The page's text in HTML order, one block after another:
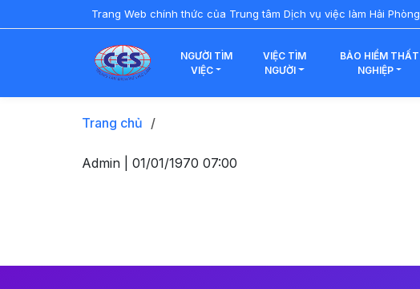
Trang Web chính thức của Trung tâm Dịch vụ việc làm Hải Phòng
NGƯỜI TÌM
VIỆC
VIỆC TÌM
NGƯỜI
BẢO HIỂM THẤT
NGHIỆP
Trang chủ /
Admin | 01/01/1970 07:00